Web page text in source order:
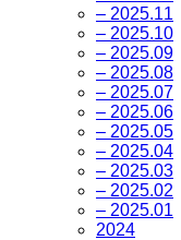
– 2025.11
– 2025.10
– 2025.09
– 2025.08
– 2025.07
– 2025.06
– 2025.05
– 2025.04
– 2025.03
– 2025.02
– 2025.01
2024